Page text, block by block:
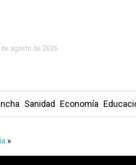
agosto de 2026
Sanidad Economía
»